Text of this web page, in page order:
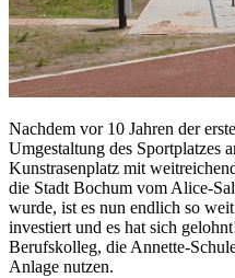
Nachdem vor 10 Jahren der
Umgestaltung des Sportplatzes
Kunstrasenplatz mit
die Stadt Bochum vom Alice-
wurde, ist es nun endlich so
investiert und es hat sich
Berufskolleg, die Annette-
Anlage nutzen.